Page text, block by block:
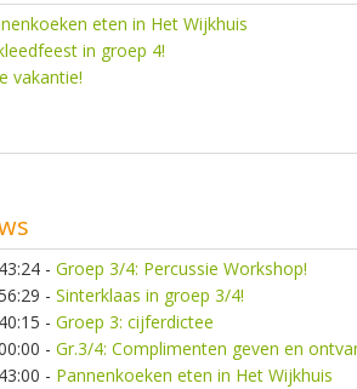
eten in Het Wijkhuis
in groep 4!
vakantie!
- Groep 3/4: Percussie Workshop!
- Sinterklaas in groep 3/4!
- Groep 3: cijferdictee
- Gr.3/4: Complimenten geven en
- Pannenkoeken eten in Het Wijkhuis